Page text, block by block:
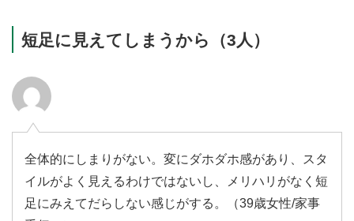
短足に見えてしまうから（3人）
全体的にしまりがない。変にダホダホ感があり、スタ
イルがよく見えるわけではないし、メリハリがなく短
足にみえてだらしない感じがする。（39歳女性/家事